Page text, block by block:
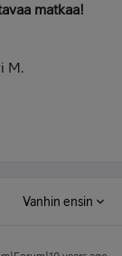
matkaa!
M.
Vanhin ensin